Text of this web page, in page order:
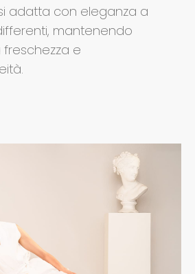
adatta con eleganza a
mantenendo
e